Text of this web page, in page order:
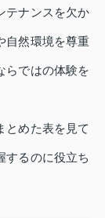
テナンスを欠か
自然環境を尊重
らではの体験を
とめた表を見て
するのに役立ち